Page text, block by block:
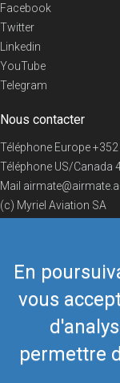
En
vous
permettre
Facebook
Twitter
Linkedin
YouTube
Telegram
Nous contacter
Téléphone Europe
Téléphone US/Canada
Mail
(c) Myriel Aviation SA
© 2019 Airmate -